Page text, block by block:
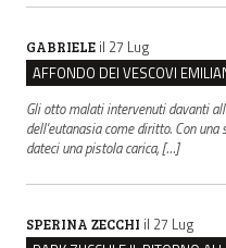
GABRIELE il 27 Lug
Gli otto malati intervenuti davanti
dell'eutanasia come diritto. Con
dateci una pistola carica, […]
SPERINA ZECCHI il 27 Lug